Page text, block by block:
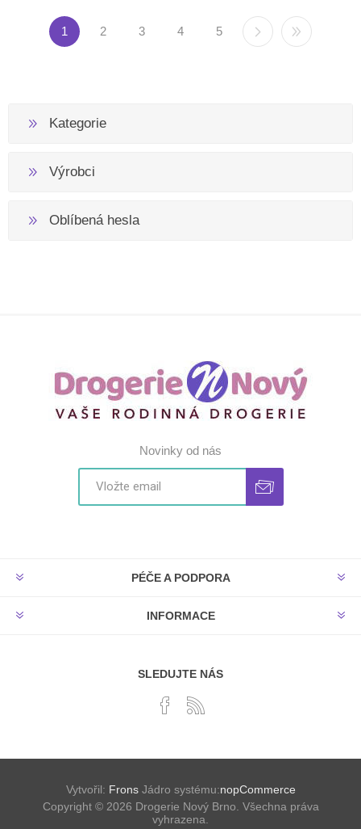
1 2 3 4 5
Kategorie
Výrobci
Oblíbená hesla
Novinky od nás
PÉČE A PODPORA
INFORMACE
SLEDUJTE NÁS
Vytvořil: FronsJádro systému:nopCommerce
Copyright © 2026 Drogerie Nový Brno. Všechna práva
vyhrazena.